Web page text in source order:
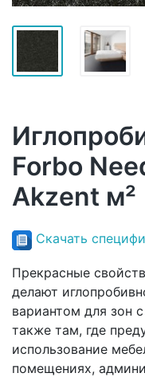
Forbo
Akzent м²
Скачать
Прекрасные
делают
вариантом для зон
также там, где
использование
помещениях,